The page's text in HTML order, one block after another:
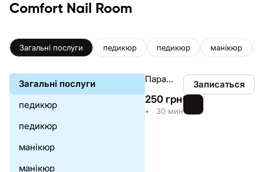
Comfort Nail Room
Загальні послуги педикюр педикюр манікюр
Загальні послуги
педикюр
педикюр
манікюр
манікюр
Парафінотерапія
250 грн₴
• 30 мин.
Записаться